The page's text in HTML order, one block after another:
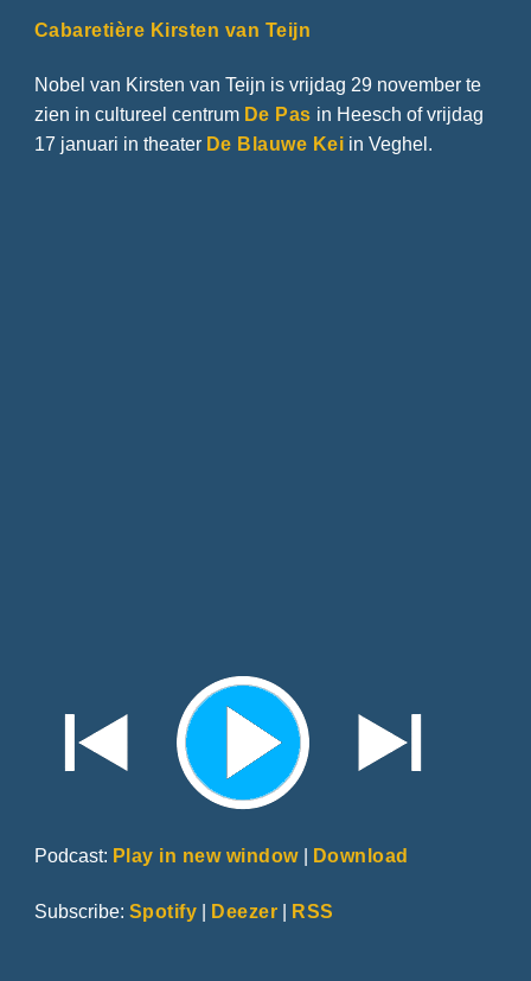
Cabaretière Kirsten van Teijn
Nobel van Kirsten van Teijn is vrijdag 29 november te
zien in cultureel centrum De Pas in Heesch of vrijdag
17 januari in theater De Blauwe Kei in Veghel.
Podcast: Play in new window| Download
Subscribe: Spotify | Deezer | RSS